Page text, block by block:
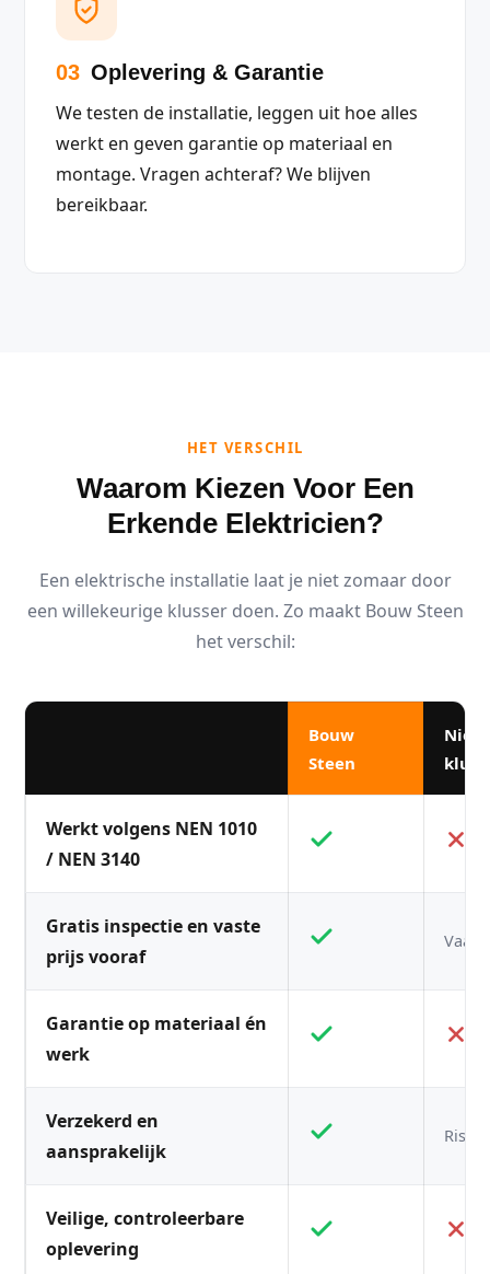
03 Oplevering & Garantie
We testen de installatie, leggen uit hoe alles
werkt en geven garantie op materiaal en
montage. Vragen achteraf? We blijven
bereikbaar.
HET VERSCHIL
Waarom Kiezen Voor Een
Erkende Elektricien?
Een elektrische installatie laat je niet zomaar door
een willekeurige klusser doen. Zo maakt Bouw Steen
het verschil:
Bouw
Steen
Niet-
Werkt volgens NEN 1010
/ NEN 3140
Gratis inspectie en vaste
prijs vooraf
Vaak
Garantie op materiaal én
werk
Verzekerd en
aansprakelijk
Veilige, controleerbare
oplevering